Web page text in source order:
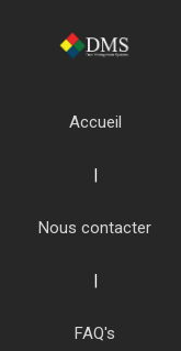
Accueil
Nous contacter
FAQ's